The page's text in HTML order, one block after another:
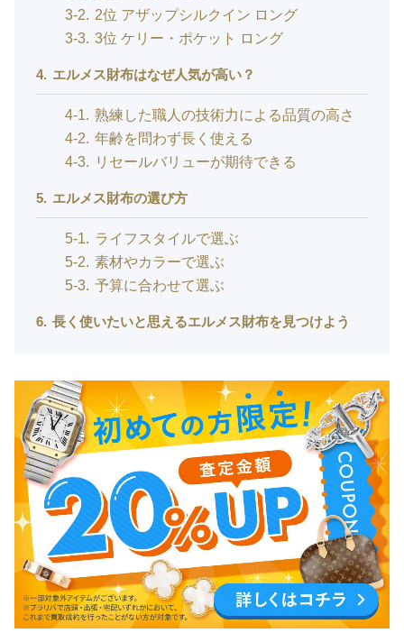
3-2
2位 アザップシルクイン ロング
3-3 3位 ケリー・ポケット ロング
4 エルメス財布はなぜ人気が高い？
4-1
熟練した職人の技術力による品質の高さ
4-2
年齢を問わず長く使える
4-3
リセールバリューが期待できる
5 エルメス財布の選び方
5-1
ライフスタイルで選ぶ
5-2
素材やカラーで選ぶ
5-3 予算に合わせて選ぶ
6 長く使いたいと思えるエルメス財布を見つけよう